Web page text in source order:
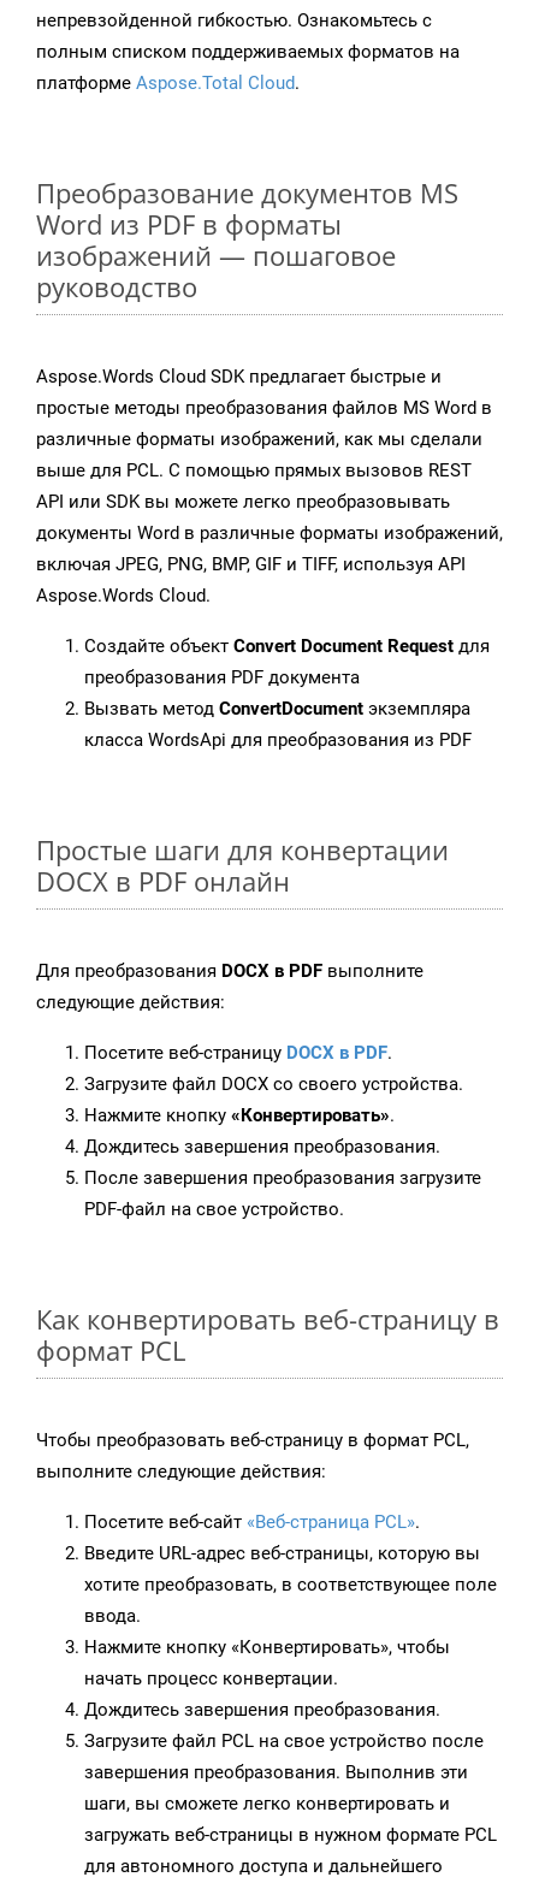
непревзойденной гибкостью. Ознакомьтесь с
полным списком поддерживаемых форматов на
платформе Aspose.Total Cloud.
Преобразование документов MS
Word из PDF в форматы
изображений — пошаговое
руководство
Aspose.Words Cloud SDK предлагает быстрые и
простые методы преобразования файлов MS Word в
различные форматы изображений, как мы сделали
выше для PCL. С помощью прямых вызовов REST
API или SDK вы можете легко преобразовывать
документы Word в различные форматы изображений,
включая JPEG, PNG, BMP, GIF и TIFF, используя API
Aspose.Words Cloud.
Создайте объект Convert Document Request для
преобразования PDF документа
Вызвать метод ConvertDocument экземпляра
класса WordsApi для преобразования из PDF
Простые шаги для конвертации
DOCX в PDF онлайн
Для преобразования DOCX в PDF выполните
следующие действия:
Посетите веб-страницу DOCX в PDF.
Загрузите файл DOCX со своего устройства.
Нажмите кнопку «Конвертировать».
Дождитесь завершения преобразования.
После завершения преобразования загрузите
PDF-файл на свое устройство.
Как конвертировать веб-страницу в
формат PCL
Чтобы преобразовать веб-страницу в формат PCL,
выполните следующие действия:
Посетите веб-сайт «Веб-страница PCL».
Введите URL-адрес веб-страницы, которую вы
хотите преобразовать, в соответствующее поле
ввода.
Нажмите кнопку «Конвертировать», чтобы
начать процесс конвертации.
Дождитесь завершения преобразования.
Загрузите файл PCL на свое устройство после
завершения преобразования. Выполнив эти
шаги, вы сможете легко конвертировать и
загружать веб-страницы в нужном формате PCL
для автономного доступа и дальнейшего